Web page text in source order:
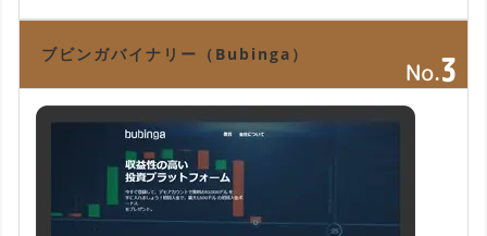
ブビンガバイナリー（Bubinga）